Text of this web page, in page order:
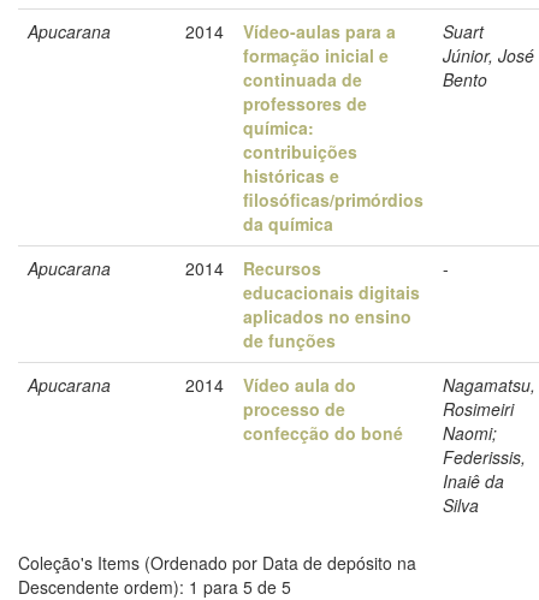
Apucarana
2014
Vídeo-aulas para a
formação inicial e
continuada de
professores de
química:
contribuições
históricas e
filosóficas/primórdios
da química
Suart
Júnior, José
Bento
Apucarana 2014
Recursos
educacionais digitais
aplicados no ensino
de funções
-
Apucarana 2014
Vídeo aula do
processo de
confecção do boné
Nagamatsu,
Rosimeiri
Naomi;
Federissis,
Inaiê da
Silva
Coleção's Items (Ordenado por Data de depósito na
Descendente ordem): 1 para 5 de 5